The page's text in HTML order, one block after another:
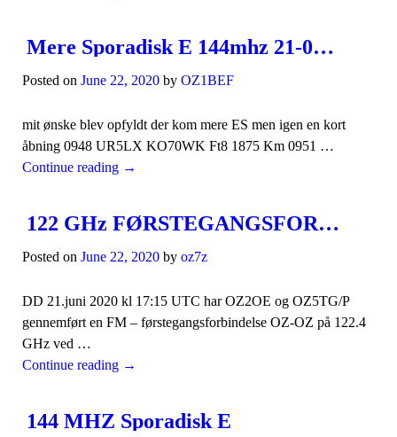
Mere Sporadisk E 144mhz 21-06-20
Posted on June 22, 2020 by OZ1BEF
mit ønske blev opfyldt der kom mere ES men igen en kort
åbning 0948 UR5LX KO70WK Ft8 1875 Km 0951 …
Continue reading →
122 GHz FØRSTEGANGSFORBINDELSE OZ – OZ
Posted on June 22, 2020 by oz7z
DD 21.juni 2020 kl 17:15 UTC har OZ2OE og OZ5TG/P
gennemført en FM – førstegangsforbindelse OZ-OZ på 122.4
GHz ved …
Continue reading →
144 MHZ Sporadisk E